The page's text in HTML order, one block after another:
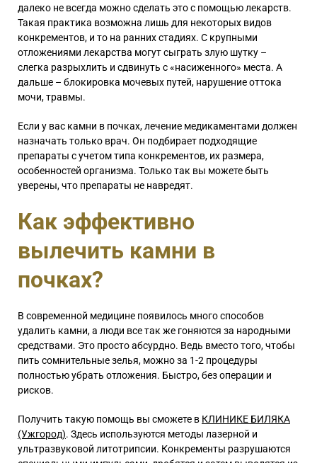
далеко не всегда можно сделать это с помощью лекарств.
Такая практика возможна лишь для некоторых видов
конкрементов, и то на ранних стадиях. С крупными
отложениями лекарства могут сыграть злую шутку –
слегка разрыхлить и сдвинуть с «насиженного» места. А
дальше – блокировка мочевых путей, нарушение оттока
мочи, травмы.
Если у вас камни в почках, лечение медикаментами должен
назначать только врач. Он подбирает подходящие
препараты с учетом типа конкрементов, их размера,
особенностей организма. Только так вы можете быть
уверены, что препараты не навредят.
Как эффективно
вылечить камни в
почках?
В современной медицине появилось много способов
удалить камни, а люди все так же гоняются за народными
средствами. Это просто абсурдно. Ведь вместо того, чтобы
пить сомнительные зелья, можно за 1-2 процедуры
полностью убрать отложения. Быстро, без операции и
рисков.
Получить такую помощь вы сможете в КЛИНИКЕ БИЛЯКА
(Ужгород). Здесь используются методы лазерной и
ультразвуковой литотрипсии. Конкременты разрушаются